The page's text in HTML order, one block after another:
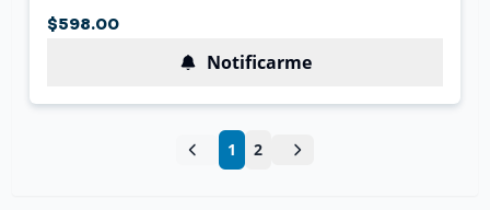
$598.00
Notificarme
1 2